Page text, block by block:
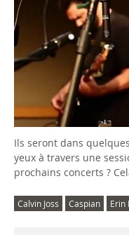
C
a
s
p
i
a
n
-
Ils seront dans
yeux à travers une
prochains concerts ?
Calvin Joss Caspian Erin